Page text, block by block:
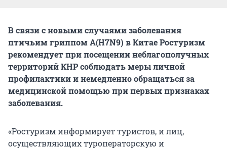
В связи с новыми случаями заболевания
птичьим гриппом А(H7N9) в Китае Ростуризм
рекомендует при посещении неблагополучных
территорий КНР соблюдать меры личной
профилактики и немедленно обращаться за
медицинской помощью при первых признаках
заболевания.
«Ростуризм информирует туристов, и лиц,
осуществляющих туроператорскую и